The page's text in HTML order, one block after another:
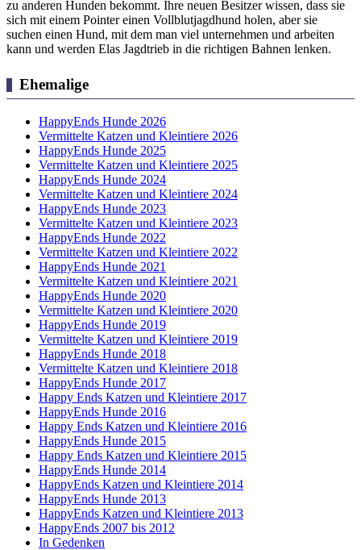
zu anderen Hunden bekommt. Ihre neuen Besitzer wissen, dass sie
sich mit einem Pointer einen Vollblutjagdhund holen, aber sie
suchen einen Hund, mit dem man viel unternehmen und arbeiten
kann und werden Elas Jagdtrieb in die richtigen Bahnen lenken.
Ehemalige
HappyEnds Hunde 2026
Vermittelte Katzen und Kleintiere 2026
HappyEnds Hunde 2025
Vermittelte Katzen und Kleintiere 2025
HappyEnds Hunde 2024
Vermittelte Katzen und Kleintiere 2024
HappyEnds Hunde 2023
Vermittelte Katzen und Kleintiere 2023
HappyEnds Hunde 2022
Vermittelte Katzen und Kleintiere 2022
HappyEnds Hunde 2021
Vermittelte Katzen und Kleintiere 2021
HappyEnds Hunde 2020
Vermittelte Katzen und Kleintiere 2020
HappyEnds Hunde 2019
Vermittelte Katzen und Kleintiere 2019
HappyEnds Hunde 2018
Vermittelte Katzen und Kleintiere 2018
HappyEnds Hunde 2017
Happy Ends Katzen und Kleintiere 2017
HappyEnds Hunde 2016
Happy Ends Katzen und Kleintiere 2016
HappyEnds Hunde 2015
Happy Ends Katzen und Kleintiere 2015
HappyEnds Hunde 2014
HappyEnds Katzen und Kleintiere 2014
HappyEnds Hunde 2013
HappyEnds Katzen und Kleintiere 2013
HappyEnds 2007 bis 2012
In Gedenken